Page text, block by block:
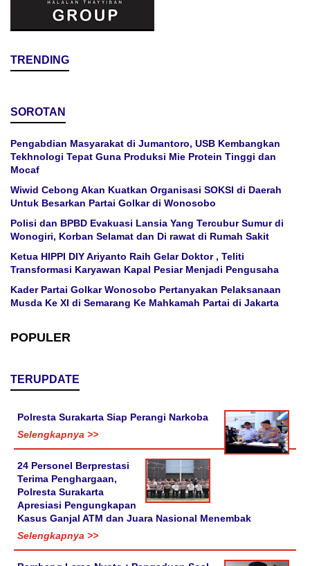
TRENDING
SOROTAN
Pengabdian Masyarakat di Jumantoro, USB Kembangkan
Tekhnologi Tepat Guna Produksi Mie Protein Tinggi dan
Mocaf
Wiwid Cebong Akan Kuatkan Organisasi SOKSI di Daerah
Untuk Besarkan Partai Golkar di Wonosobo
Polisi dan BPBD Evakuasi Lansia Yang Tercubur Sumur di
Wonogiri, Korban Selamat dan Di rawat di Rumah Sakit
Ketua HIPPI DIY Ariyanto Raih Gelar Doktor , Teliti
Transformasi Karyawan Kapal Pesiar Menjadi Pengusaha
Kader Partai Golkar Wonosobo Pertanyakan Pelaksanaan
Musda Ke XI di Semarang Ke Mahkamah Partai di Jakarta
POPULER
TERUPDATE
Polresta Surakarta Siap Perangi Narkoba
Selengkapnya >>
24 Personel Berprestasi
Terima Penghargaan,
Polresta Surakarta
Apresiasi Pengungkapan
Kasus Ganjal ATM dan Juara Nasional Menembak
Selengkapnya >>